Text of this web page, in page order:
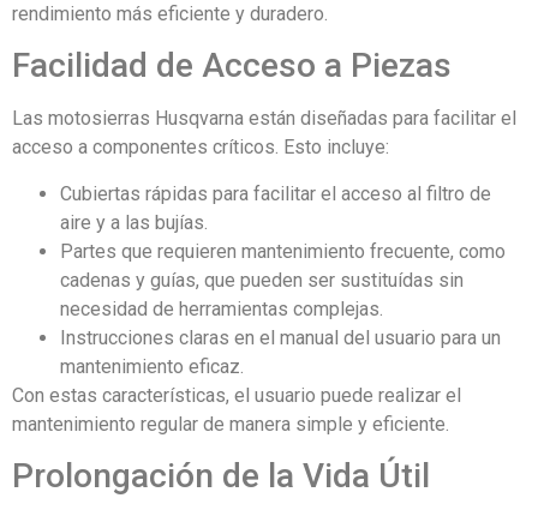
rendimiento más eficiente y duradero.
Facilidad de Acceso a Piezas
Las motosierras Husqvarna están diseñadas para facilitar el
acceso a componentes críticos. Esto incluye:
Cubiertas rápidas para facilitar el acceso al filtro de
aire y a las bujías.
Partes que requieren mantenimiento frecuente, como
cadenas y guías, que pueden ser sustituídas sin
necesidad de herramientas complejas.
Instrucciones claras en el manual del usuario para un
mantenimiento eficaz.
Con estas características, el usuario puede realizar el
mantenimiento regular de manera simple y eficiente.
Prolongación de la Vida Útil